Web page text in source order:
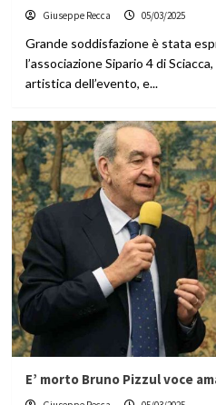
Giuseppe Recca 05/03/2025
Grande soddisfazione è stata
l’associazione Sipario 4 di
artistica dell’evento, e...
E’ morto Bruno Pizzul voce